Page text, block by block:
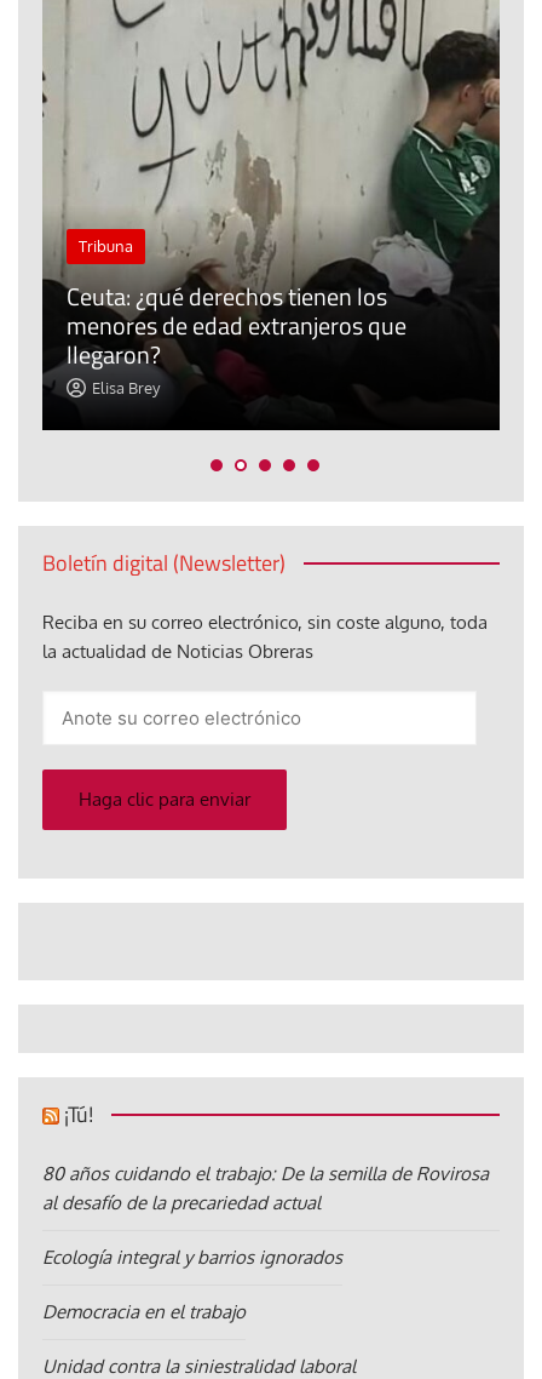
Tribuna
Ceuta: ¿qué derechos tienen los
menores de edad extranjeros que
llegaron?
Elisa Brey
Boletín digital (Newsletter)
Reciba en su correo electrónico, sin coste alguno, toda
la actualidad de Noticias Obreras
electrónico
Haga clic para enviar
¡Tú!
80 años cuidando el trabajo: De la semilla de Rovirosa
al desafío de la precariedad actual
Ecología integral y barrios ignorados
Democracia en el trabajo
Unidad contra la siniestralidad laboral